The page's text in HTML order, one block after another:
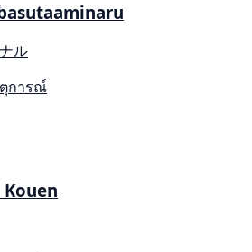
ル
ตุการณ์